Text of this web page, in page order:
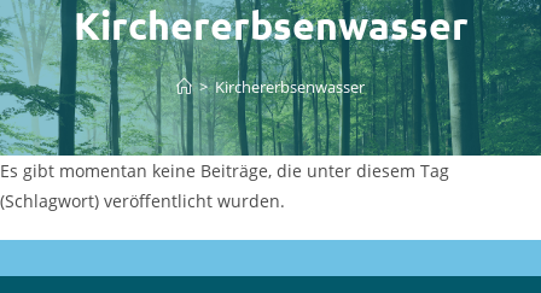
Kirchererbsenwasser
> Kirchererbsenwasser
Es gibt momentan keine Beiträge, die unter diesem Tag
(Schlagwort) veröffentlicht wurden.